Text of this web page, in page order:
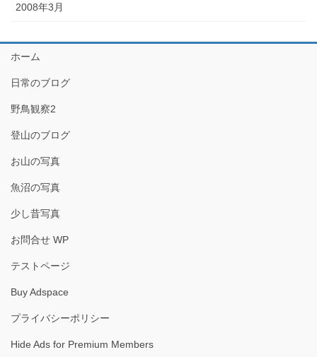
2008年3月
ホーム
日常のブログ
野鳥観察2
登山のブログ
お山の写真
魚沼の写真
少し昔写真
お問合せ WP
テストページ
Buy Adspace
プライバシーポリシー
Hide Ads for Premium Members